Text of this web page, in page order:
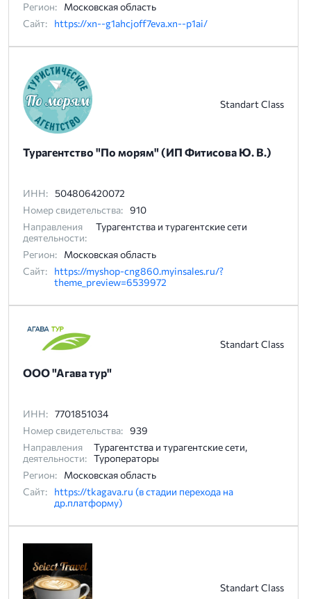
Регион:
Московская область
Сайт:
https://xn--g1ahcjoff7eva.xn--p1ai/
Standart Class
Турагентство "По морям" (ИП Фитисова Ю. В.)
ИНН: 504806420072
Номер свидетельства: 910
Направления
деятельности:
Турагентства и турагентские сети
Регион:
Московская область
Сайт:
https://myshop-cng860.myinsales.ru/?
theme_preview=6539972
Standart Class
ООО "Агава тур"
ИНН: 7701851034
Номер свидетельства: 939
Направления
деятельности:
Турагентства и турагентские сети,
Туроператоры
Регион:
Московская область
Сайт:
https://tkagava.ru (в стадии перехода на
др.платформу)
Standart Class